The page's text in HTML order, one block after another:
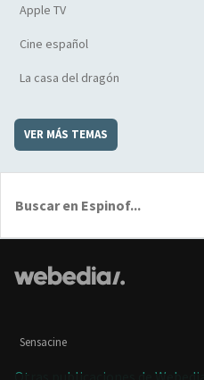
Apple TV
Cine español
La casa del dragón
VER MÁS TEMAS
Sensacine
Otras publicaciones de Webedia